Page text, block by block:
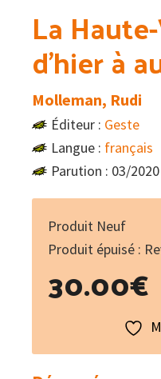
La
d’hier à
Molleman, Rudi
Éditeur : Geste
Langue : français
Parution : 03/2020
Produit Neuf
Produit épuisé :
30.00€